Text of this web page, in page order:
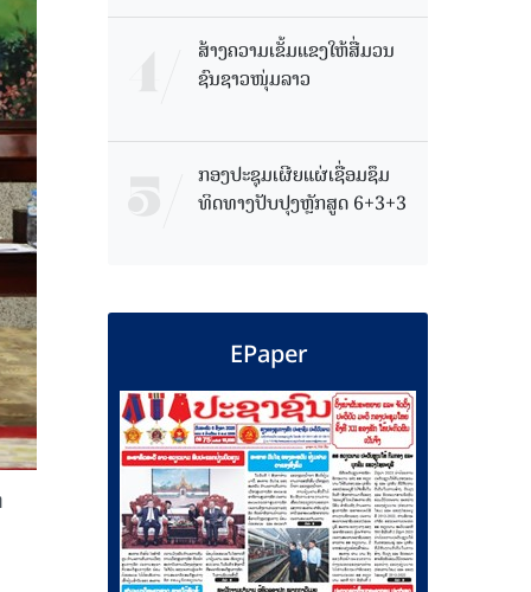
ສ້າງຄວາມເຂັ້ມແຂງໃຫ້ສື່ມວນ
ຊົນຊາວໜຸ່ມລາວ
ກອງປະຊຸມເຜີຍແຜ່ເຊື່ອມຊຶມ
ທິດທາງປັບປຸງຫຼັກສູດ 6+3+3
EPaper